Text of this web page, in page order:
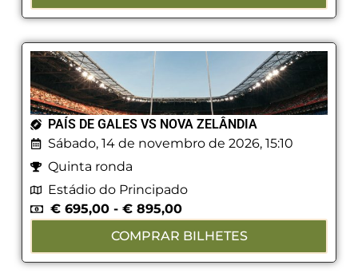
PAÍS DE GALES VS NOVA ZELÂNDIA
Sábado, 14 de novembro de 2026, 15:10
Quinta ronda
Estádio do Principado
€695,00 - €895,00
COMPRAR BILHETES